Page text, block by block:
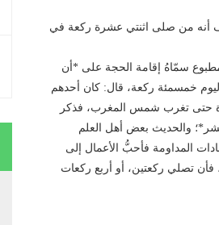
أنه من صلى اثنتي عشرة ركعة في
سمّاهُ إقامة الحجة على *أن
خمسمئة ركعة، قال: كان أحدهم
حتى تغرب شمس المغرب، فذكر
والحديث بعض أهل العلم
المداومة فأحبُّ الأعمال إلى
فأن تصلي ركعتين، أو أربع ركعات